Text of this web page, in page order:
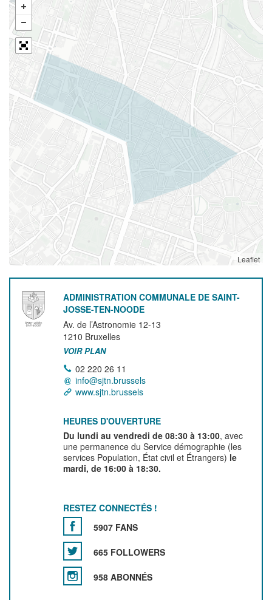
Leaflet
ADMINISTRATION COMMUNALE DE SAINT-
JOSSE-TEN-NOODE
Av. de l’Astronomie 12-13
1210 Bruxelles
VOIR PLAN
02 220 26 11
info@sjtn.brussels
www.sjtn.brussels
HEURES D'OUVERTURE
Du lundi au vendredi de 08:30 à 13:00, avec
une permanence du Service démographie (les
services Population, État civil et Étrangers) le
mardi, de 16:00 à 18:30.
RESTEZ CONNECTÉS !
5907 FANS
665 FOLLOWERS
958 ABONNÉS